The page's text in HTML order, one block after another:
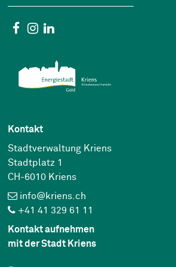
Social Media
Facebook
Instagram
Kontakt
Stadtverwaltung Kriens
Stadtplatz 1
CH-6010 Kriens
info@kriens.ch
+41 41 329 61 11
Kontakt aufnehmen
mit der Stadt Kriens